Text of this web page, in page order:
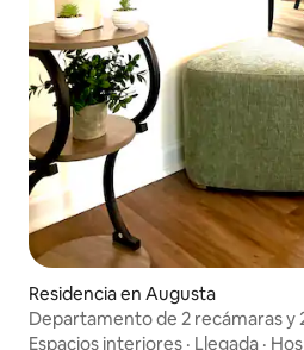
Residencia en Augusta
Departamento de 2 recámaras
renovado en el corazón de
Espacios interiores · Llegada ·